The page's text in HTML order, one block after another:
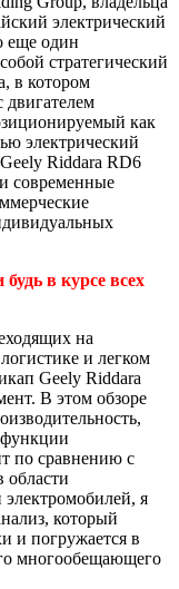
электрический
еще один
стратегический
в котором
как
электрический
Riddara RD6
современные
будь в курсе всех
на
и легком
Geely Riddara
В этом обзоре
функции
по сравнению с
области
я
который
и погружается в
многообещающего